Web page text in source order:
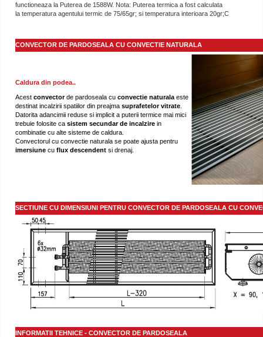
functioneaza la Puterea de 1588W. Nota: Puterea termica a fost calculata
la temperatura agentului termic de 75/65gr; si temperatura interioara 20gr;C
CONVECTOR DE PARDOSEALA CU CONVECTIE NATURALA
Caldura din podea..
Acest convectorde pardoseala cu convectie naturala este
destinat incalzirii spatiilor din preajma suprafetelor vitrate
Datorita adancimii reduse si implicit a puterii termice mai mici
trebuie folosite ca sistem secundar de incalzire in
combinatie cu alte sisteme de caldura.
Convectorul cu convectie naturala se poate ajusta pentru
imersiune cu flux descendent si drenaj.
SECTIUNE CU DIMENSIUNI PENTRU CONVECTOR DE PARDOSEALA CU
INFORMATII TEHNICE - CONVECTOR DE PARDOSEALA